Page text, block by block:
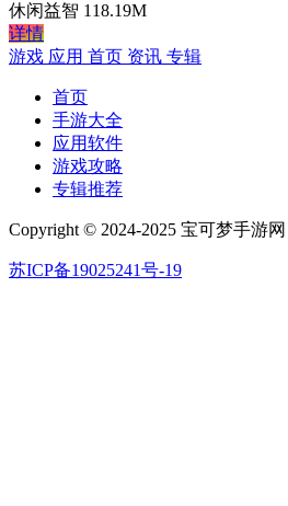
休闲益智 118.19M
详情
游戏 应用 首页 资讯 专辑
首页
手游大全
应用软件
游戏攻略
专辑推荐
Copyright © 2024-2025 宝可梦手游网
苏ICP备19025241号-19